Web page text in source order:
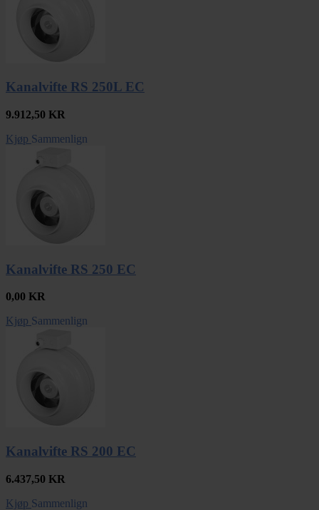
Kanalvifte RS 250L EC
9.912,50 KR
Kjøp Sammenlign
Kanalvifte RS 250 EC
0,00 KR
Kjøp Sammenlign
Kanalvifte RS 200 EC
6.437,50 KR
Kjøp Sammenlign